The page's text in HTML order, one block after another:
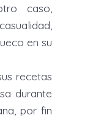
caso,
en su
recetas
durante
por fin